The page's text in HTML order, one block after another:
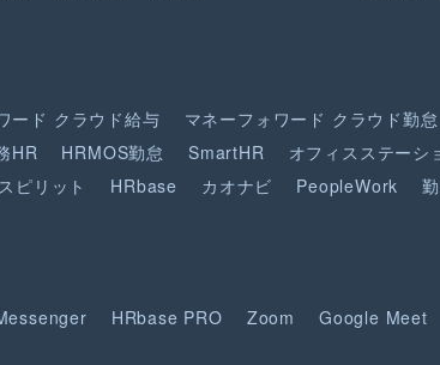
ード クラウド給与 マネーフォワード クラウド勤怠
HR HRMOS勤怠 SmartHR オフィスステーシ
ピリット HRbase カオナビ PeopleWork
HRbase PRO Zoom Google Meet